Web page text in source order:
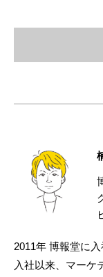
2011年 博報堂に入
入社以来、マーケ